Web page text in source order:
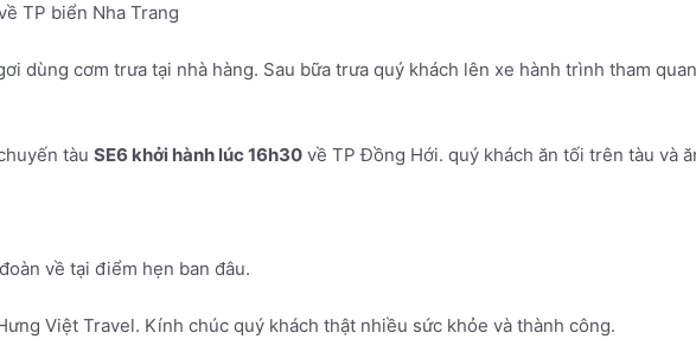
TP biển Nha Trang
dùng cơm trưa tại nhà hàng. Sau bữa trưa quý khách lên xe hành trình tham
tàu SE6 khởi hành lúc 16h30 về TP Đồng Hới. quý khách ăn tối trên tàu và
về tại điểm hẹn ban đâu.
Việt Travel. Kính chúc quý khách thật nhiều sức khỏe và thành công.